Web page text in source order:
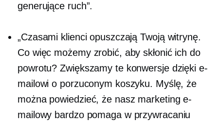
generujące ruch”.
„Czasami klienci opuszczają Twoją witrynę.
Co więc możemy zrobić, aby skłonić ich do
powrotu? Zwiększamy te konwersje dzięki e-
mailowi ​​o porzuconym koszyku. Myślę, że
można powiedzieć, że nasz marketing e-
mailowy bardzo pomaga w przywracaniu